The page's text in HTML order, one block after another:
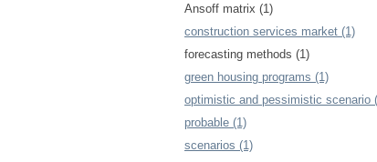
Ansoff matrix (1)
construction services market (1)
forecasting methods (1)
green housing programs (1)
optimistic and pessimistic scenario
probable (1)
scenarios (1)